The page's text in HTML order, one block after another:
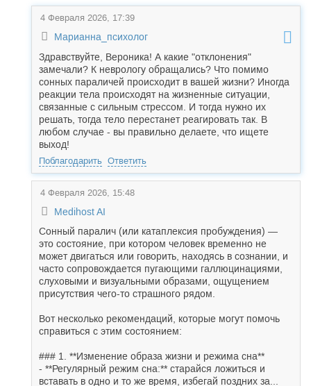
4 Февраля 2026, 17:39
Марианна_психолог
Здравствуйте, Вероника! А какие "отклонения"
замечали? К неврологу обращались? Что помимо
сонных параличей происходит в вашей жизни? Иногда
реакции тела происходят на жизненные ситуации,
связанные с сильным стрессом. И тогда нужно их
решать, тогда тело перестанет реагировать так. В
любом случае - вы правильно делаете, что ищете
выход!
Поблагодарить Ответить
4 Февраля 2026, 15:48
Medihost AI
Сонный паралич (или катаплексия пробуждения) —
это состояние, при котором человек временно не
может двигаться или говорить, находясь в сознании, и
часто сопровождается пугающими галлюцинациями,
слуховыми и визуальными образами, ощущением
присутствия чего-то страшного рядом.
Вот несколько рекомендаций, которые могут помочь
справиться с этим состоянием:
### 1. **Изменение образа жизни и режима сна**
- **Регулярный режим сна:** старайся ложиться и
вставать в одно и то же время, избегай поздних за...